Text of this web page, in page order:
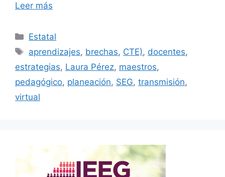
Leer más
Categorías
Estatal
Etiquetas
aprendizajes, brechas, CTE), docentes,
estrategias, Laura Pérez, maestros,
pedagógico, planeación, SEG, transmisión,
virtual